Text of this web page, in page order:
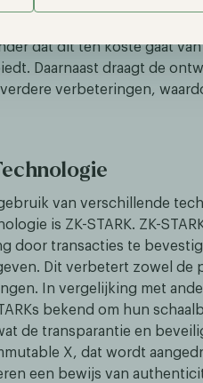
dat dit ten koste gaat
Daarnaast draagt de
verdere verbeteringen,
van verschillende
is ZK-STARK. ZK-
door transacties te
Dit verbetert zowel de
In vergelijking met
bekend om hun
de transparantie en
X, dat wordt
een bewijs van